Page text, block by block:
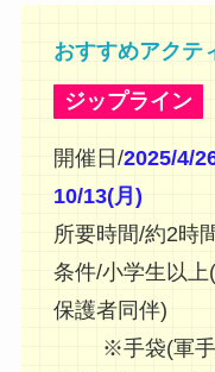
おすすめアクテ
ジップライン
開催日/2025/4/
10/13(月)
所要時間/約2時
条件/小学生以
保護者同伴)
※手袋(軍手)